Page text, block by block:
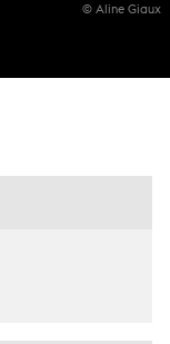
© Aline Giaux